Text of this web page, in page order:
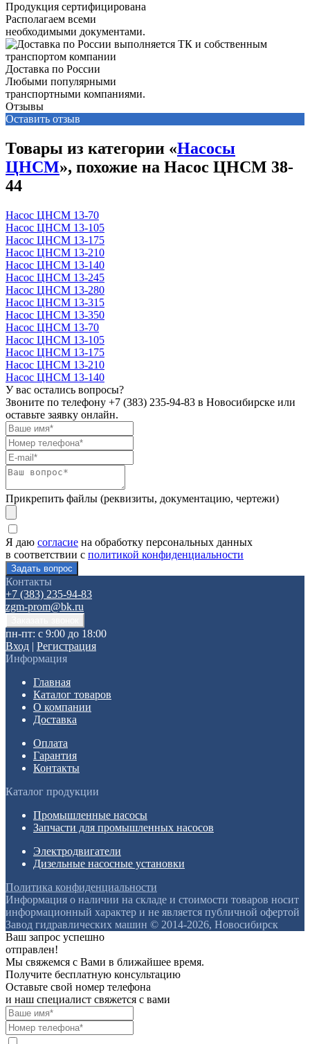
Продукция сертифицирована
Располагаем всеми
необходимыми документами.
Доставка по России
Любыми популярными
транспортными компаниями.
Отзывы
Оставить отзыв
Товары из категории «Насосы
ЦНСМ», похожие на Насос ЦНСМ 38-
44
Насос ЦНСМ 13-70
Насос ЦНСМ 13-105
Насос ЦНСМ 13-175
Насос ЦНСМ 13-210
Насос ЦНСМ 13-140
Насос ЦНСМ 13-245
Насос ЦНСМ 13-280
Насос ЦНСМ 13-315
Насос ЦНСМ 13-350
Насос ЦНСМ 13-70
Насос ЦНСМ 13-105
Насос ЦНСМ 13-175
Насос ЦНСМ 13-210
Насос ЦНСМ 13-140
У вас остались вопросы?
Звоните по телефону +7 (383) 235-94-83 в Новосибирске или
оставьте заявку онлайн.
Прикрепить файлы (реквизиты, документацию, чертежи)
Я даю согласие на обработку персональных данных
в соответствии с политикой конфиденциальности
Контакты
+7 (383) 235-94-83
zgm-prom@bk.ru
пн-пт: с 9:00 до 18:00
Вход | Регистрация
Информация
Главная
Каталог товаров
О компании
Доставка
Оплата
Гарантия
Контакты
Каталог продукции
Промышленные насосы
Запчасти для промышленных насосов
Электродвигатели
Дизельные насосные установки
Политика конфиденциальности
Информация о наличии на складе и стоимости товаров носит
информационный характер и не является публичной офертой
Завод гидравлических машин © 2014-2026, Новосибирск
Ваш запрос успешно
отправлен!
Мы свяжемся с Вами в ближайшее время.
Получите бесплатную консультацию
Оставьте свой номер телефона
и наш специалист свяжется с вами